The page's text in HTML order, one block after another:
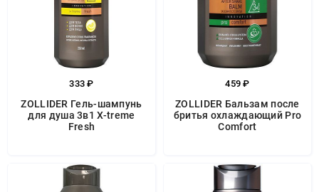
333 ₽
ZOLLIDER Гель-шампунь
для душа 3в1 X-treme
Fresh
459 ₽
ZOLLIDER Бальзам после
бритья охлаждающий Pro
Comfort